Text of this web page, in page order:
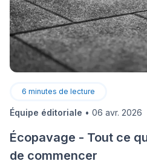
6 minutes de lecture
Équipe éditoriale • 06 avr. 2026
Écopavage - Tout ce
de commencer